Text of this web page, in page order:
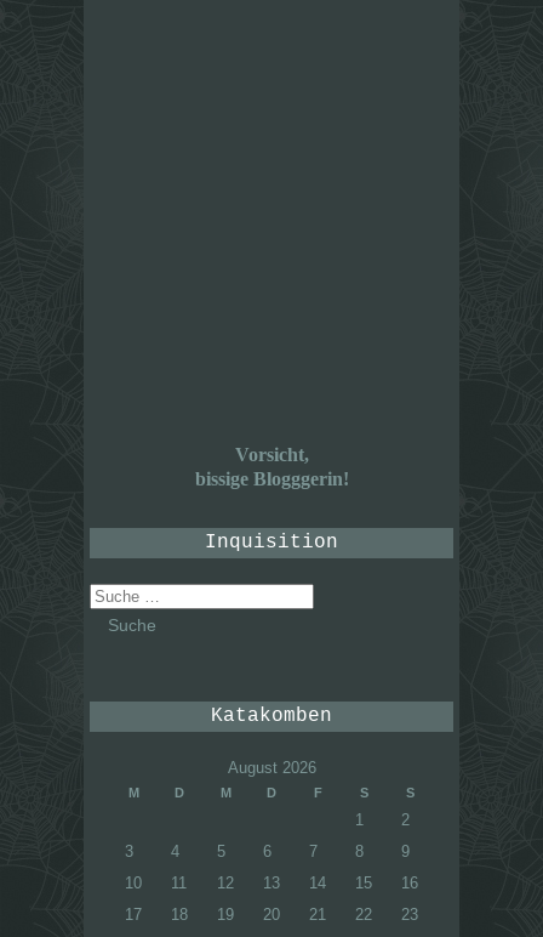
Vorsicht,
bissige Blogggerin!
Inquisition
Suche
nach:
Katakomben
August 2026
M D M D F S S
1
2
3
4 5 6 7 8
9
10
11 12 13 14 15
16
17
18 19 20 21 22
23